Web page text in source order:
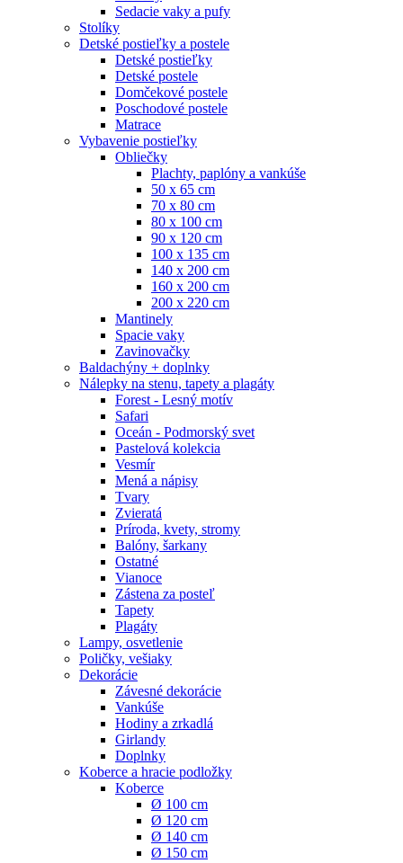
Sedacie vaky a pufy
Stolíky
Detské postieľky a postele
Detské postieľky
Detské postele
Domčekové postele
Poschodové postele
Matrace
Vybavenie postieľky
Obliečky
Plachty, paplóny a vankúše
50 x 65 cm
70 x 80 cm
80 x 100 cm
90 x 120 cm
100 x 135 cm
140 x 200 cm
160 x 200 cm
200 x 220 cm
Mantinely
Spacie vaky
Zavinovačky
Baldachýny + doplnky
Nálepky na stenu, tapety a plagáty
Forest - Lesný motív
Safari
Oceán - Podmorský svet
Pastelová kolekcia
Vesmír
Mená a nápisy
Tvary
Zvieratá
Príroda, kvety, stromy
Balóny, šarkany
Ostatné
Vianoce
Zástena za posteľ
Tapety
Plagáty
Lampy, osvetlenie
Poličky, vešiaky
Dekorácie
Závesné dekorácie
Vankúše
Hodiny a zrkadlá
Girlandy
Doplnky
Koberce a hracie podložky
Koberce
Ø 100 cm
Ø 120 cm
Ø 140 cm
Ø 150 cm